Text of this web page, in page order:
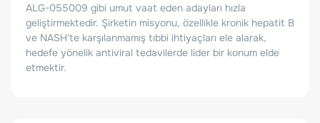
ALG-055009 gibi umut vaat eden adayları hızla
geliştirmektedir. Şirketin misyonu, özellikle kronik hepatit B
ve NASH'te karşılanmamış tıbbi ihtiyaçları ele alarak,
hedefe yönelik antiviral tedavilerde lider bir konum elde
etmektir.